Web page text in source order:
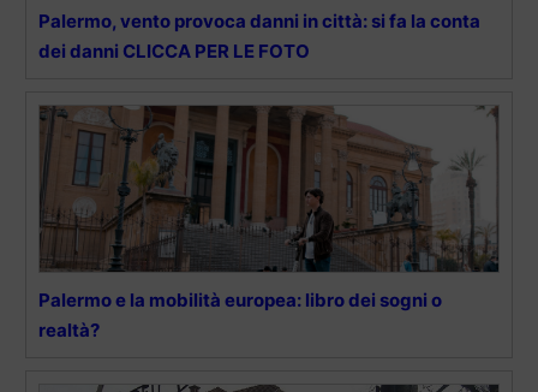
Palermo, vento provoca danni in città: si fa la conta
dei danni CLICCA PER LE FOTO
Palermo e la mobilità europea: libro dei sogni o
realtà?